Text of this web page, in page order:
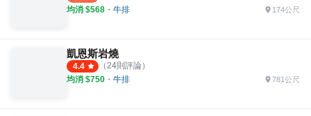
均消 $568 ・ 牛排 174公尺
凱恩斯岩燒
4.4 （24則評論）
均消 $750 ・ 牛排 781公尺